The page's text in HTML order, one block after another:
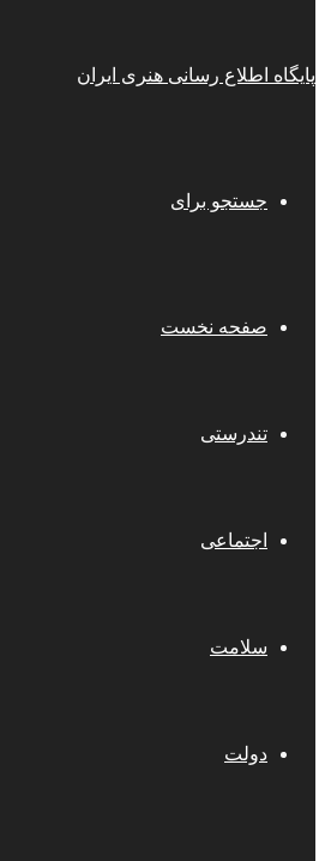
پایگاه اطلاع رسانی هنری ایران
جستجو برای
صفحه نخست
تندرستی
اجتماعی
سلامت
دولت